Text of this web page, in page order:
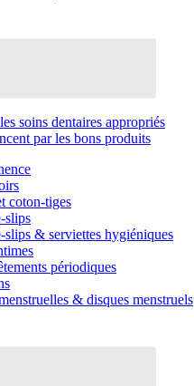
soins dentaires appropriés
par les bons produits
coton-tiges
slips
slips & serviettes hygiéniques
périodiques
& disques menstruels